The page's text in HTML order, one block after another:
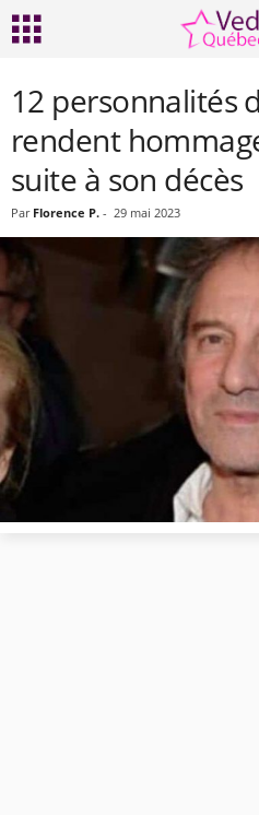
12 personnalités
rendent
suite à son décès
Par Florence P. - 29 mai 2023